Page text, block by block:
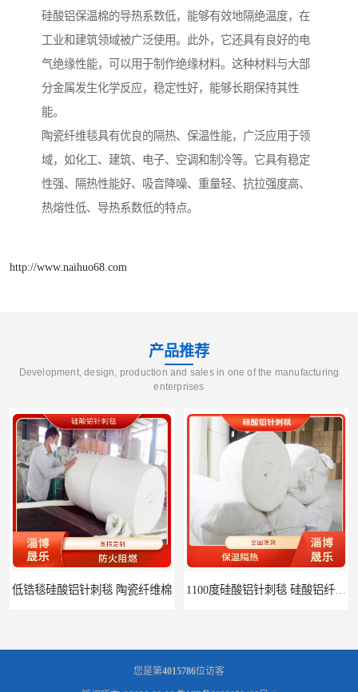
硅酸铝保温棉的导热系数低，能够有效地隔绝温度，在
工业和建筑领域被广泛使用。此外，它还具有良好的电
气绝缘性能，可以用于制作绝缘材料。这种材料与大部
分金属发生化学反应，稳定性好，能够长期保持其性
能。
陶瓷纤维毯具有优良的隔热、保温性能，广泛应用于领
域，如化工、建筑、电子、空调和制冷等。它具有稳定
性强、隔热性能好、吸音降噪、重量轻、抗拉强度高、
热熔性低、导热系数低的特点。
http://www.naihuo68.com
产品推荐
Development, design, production and sales in one of the manufacturing
enterprises
1100度硅酸铝针刺毯 硅酸铝纤维毡
您是第4015786位访客